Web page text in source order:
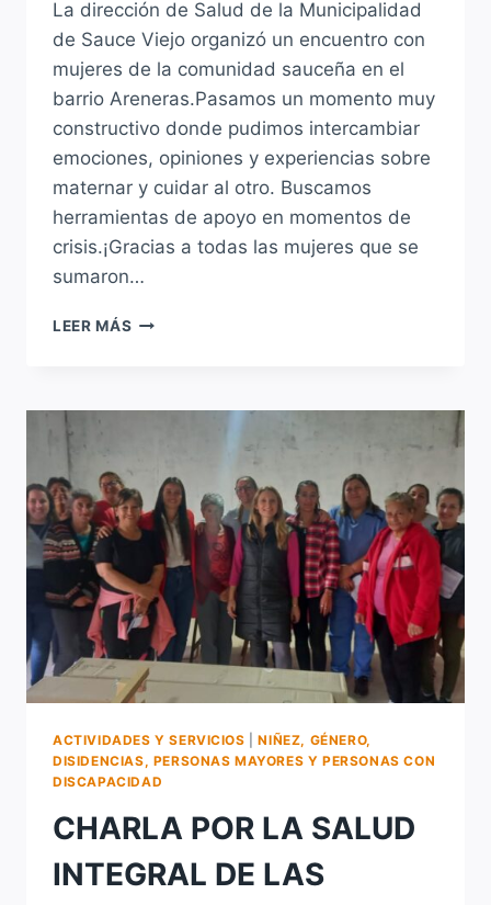
La dirección de Salud de la Municipalidad
de Sauce Viejo organizó un encuentro con
mujeres de la comunidad sauceña en el
barrio Areneras.Pasamos un momento muy
constructivo donde pudimos intercambiar
emociones, opiniones y experiencias sobre
maternar y cuidar al otro. Buscamos
herramientas de apoyo en momentos de
crisis.¡Gracias a todas las mujeres que se
sumaron…
LEER MÁS TALLER
MUJERES
BARRIO
ARENERAS
ACTIVIDADES Y SERVICIOS |NIÑEZ, GÉNERO,
DISIDENCIAS, PERSONAS MAYORES Y PERSONAS CON
DISCAPACIDAD
CHARLA POR LA SALUD
INTEGRAL DE LAS